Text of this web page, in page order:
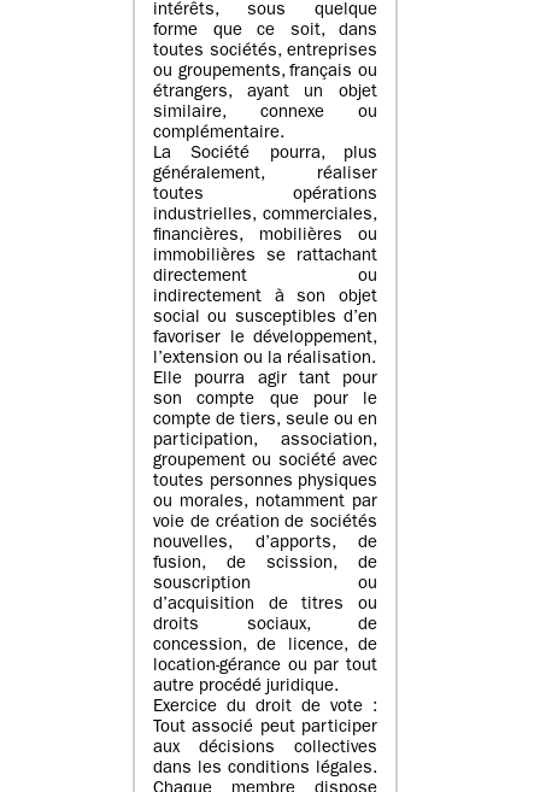
intérêts, sous quelque
forme que ce soit, dans
toutes sociétés, entreprises
ou groupements, français ou
étrangers, ayant un objet
similaire, connexe ou
complémentaire.
La Société pourra, plus
généralement, réaliser
toutes opérations
industrielles, commerciales,
financières, mobilières ou
immobilières se rattachant
directement ou
indirectement à son objet
social ou susceptibles d’en
favoriser le développement,
l’extension ou la réalisation.
Elle pourra agir tant pour
son compte que pour le
compte de tiers, seule ou en
participation, association,
groupement ou société avec
toutes personnes physiques
ou morales, notamment par
voie de création de sociétés
nouvelles, d’apports, de
fusion, de scission, de
souscription ou
d’acquisition de titres ou
droits sociaux, de
concession, de licence, de
location-gérance ou par tout
autre procédé juridique.
Exercice du droit de vote :
Tout associé peut participer
aux décisions collectives
dans les conditions légales.